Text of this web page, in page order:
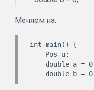
Меняем на:
int main() {